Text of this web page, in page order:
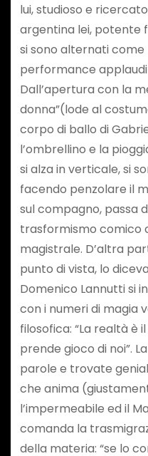
lui, studioso e
argentina lei, potente
si sono alternati
performance
Dall’apertura con la
donna”(lode al
corpo di ballo di
l’ombrellino e la
si alza in verticale, si
facendo penzolare il
sul compagno, passa
trasformismo comico
magistrale. D’altra
punto di vista, lo
Domenico Lannutti si
con i numeri di magia
filosofica: “La realtà è
prende gioco di noi”.
parole e trovate
che anima
l’impermeabile ed il
comanda la
della materia: “se lo